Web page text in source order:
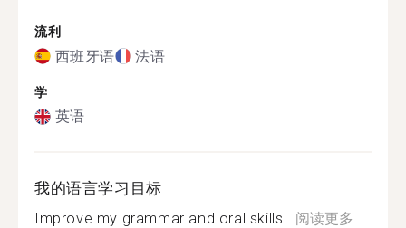
流利
西班牙语 法语
学
英语
我的语言学习目标
Improve my grammar and oral skills...阅读更多